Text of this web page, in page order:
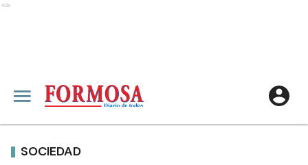
Ads
SOCIEDAD